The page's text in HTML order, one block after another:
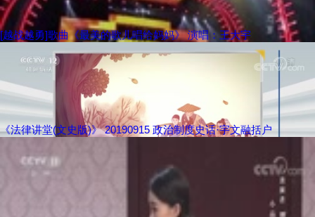
[越战越勇]歌曲《最美的歌儿唱给妈妈》 演唱：王大宇
《法律讲堂(文史版)》 20190915 政治制度史话·宇文融括户